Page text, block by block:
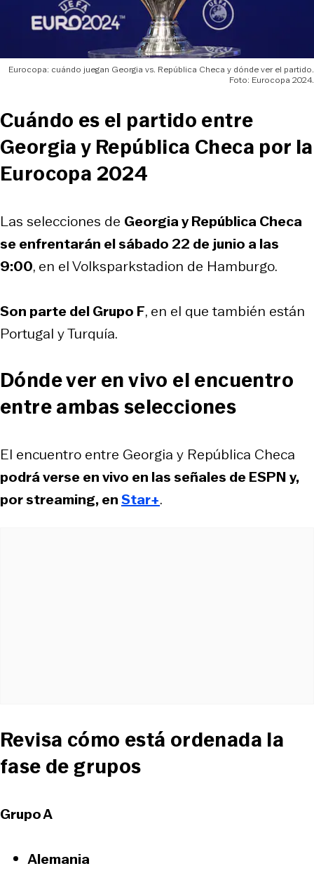
Eurocopa: cuándo juegan Georgia vs. República Checa y dónde ver el partido.
Foto: Eurocopa 2024.
Cuándo es el partido entre
Georgia y República Checa por la
Eurocopa 2024
Las selecciones de Georgia y República Checa
se enfrentarán el sábado 22 de junio a las
9:00, en el Volksparkstadion de Hamburgo.
Son parte del Grupo F, en el que también están
Portugal y Turquía.
Dónde ver en vivo el encuentro
entre ambas selecciones
El encuentro entre Georgia y República Checa
podrá verse en vivo en las señales de ESPN y,
por streaming, enStar+.
Revisa cómo está ordenada la
fase de grupos
Grupo A
Alemania